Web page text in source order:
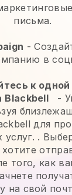
письма.
-
в
к одной
Blackbell -
для
услуг. .
того, как
на свой